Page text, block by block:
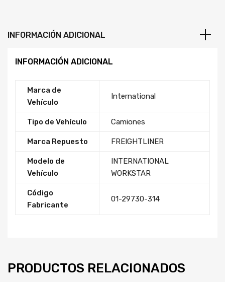
INFORMACIÓN ADICIONAL
INFORMACIÓN ADICIONAL
Marca de
Vehículo
International
Tipo de Vehículo Camiones
Marca Repuesto FREIGHTLINER
Modelo de
Vehículo
INTERNATIONAL
WORKSTAR
Código
Fabricante
01-29730-314
PRODUCTOS RELACIONADOS